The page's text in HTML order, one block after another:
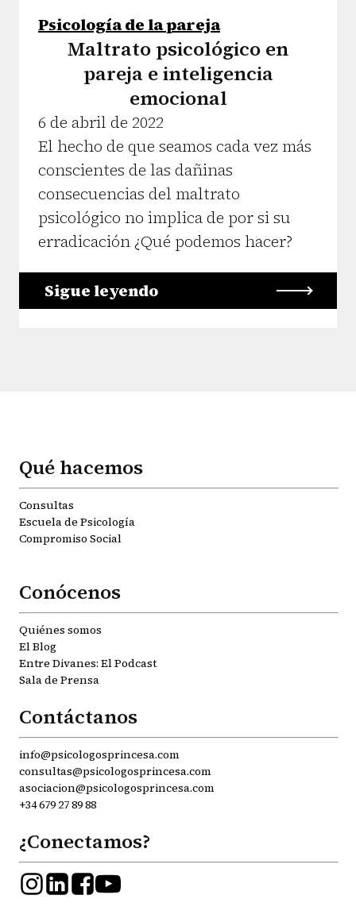
Psicología de la pareja
Maltrato psicológico en
pareja e inteligencia
emocional
6 de abril de 2022
El hecho de que seamos cada vez más
conscientes de las dañinas
consecuencias del maltrato
psicológico no implica de por si su
erradicación ¿Qué podemos hacer?
Sigue leyendo
Qué hacemos
Consultas
Escuela de Psicología
Compromiso Social
Conócenos
Quiénes somos
El Blog
Entre Divanes: El Podcast
Sala de Prensa
Contáctanos
info@psicologosprincesa.com
consultas@psicologosprincesa.com
asociacion@psicologosprincesa.com
+34 679 27 89 88
¿Conectamos?